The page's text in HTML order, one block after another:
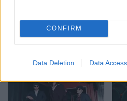
CONFIRM
Data Deletion Data Access